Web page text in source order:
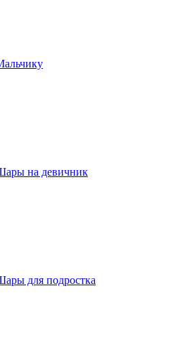
на девичник
для подростка